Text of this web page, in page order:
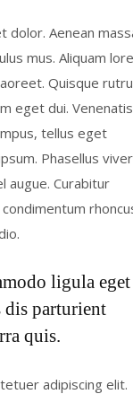
dolor. Aenean
mus. Aliquam
Quisque
eget dui. Venenatis
tellus eget
Phasellus
augue. Curabitur
ligula eget
dis parturient
quis.
adipiscing elit.